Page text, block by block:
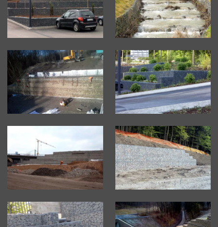
Vergrößern Vergrößern
Vergrößern Vergrößern
Vergrößern Vergrößern